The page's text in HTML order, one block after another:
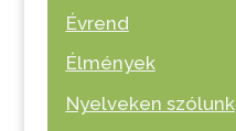
Évrend
Élmények
Nyelveken szólunk